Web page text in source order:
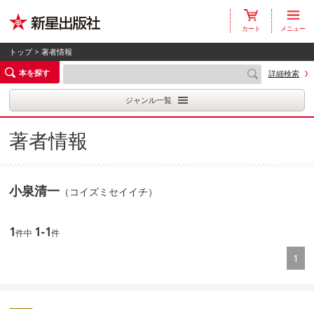
カート メニュー
トップ> 著者情報
本を探す
詳細検索
ジャンル一覧
著者情報
小泉清一 （コイズミセイイチ）
1件中 1-1件
1